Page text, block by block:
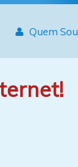
Quem Sou